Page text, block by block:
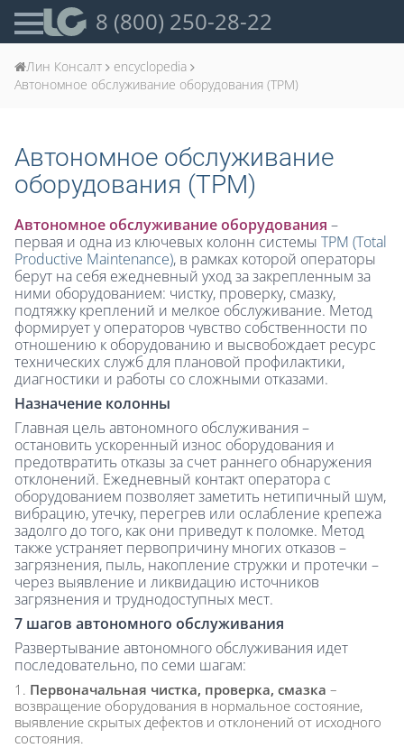
8 (800) 250-28-22
Лин Консалт
encyclopedia
Автономное обслуживание оборудования (TPM)
Автономное обслуживание
оборудования (TPM)
Автономное обслуживание оборудования –
первая и одна из ключевых колонн системы TPM (Total
Productive Maintenance), в рамках которой операторы
берут на себя ежедневный уход за закрепленным за
ними оборудованием: чистку, проверку, смазку,
подтяжку креплений и мелкое обслуживание. Метод
формирует у операторов чувство собственности по
отношению к оборудованию и высвобождает ресурс
технических служб для плановой профилактики,
диагностики и работы со сложными отказами.
Назначение колонны
Главная цель автономного обслуживания –
остановить ускоренный износ оборудования и
предотвратить отказы за счет раннего обнаружения
отклонений. Ежедневный контакт оператора с
оборудованием позволяет заметить нетипичный шум,
вибрацию, утечку, перегрев или ослабление крепежа
задолго до того, как они приведут к поломке. Метод
также устраняет первопричину многих отказов –
загрязнения, пыль, накопление стружки и протечки –
через выявление и ликвидацию источников
загрязнения и труднодоступных мест.
7 шагов автономного обслуживания
Развертывание автономного обслуживания идет
последовательно, по семи шагам:
Первоначальная чистка, проверка, смазка –
возвращение оборудования в нормальное состояние,
выявление скрытых дефектов и отклонений от исходного
состояния.